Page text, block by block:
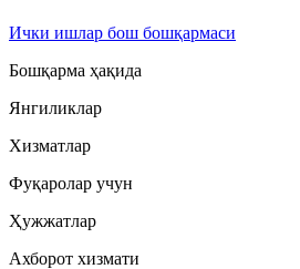
Ички ишлар бош бошқармаси
Бошқарма ҳақида
Янгиликлар
Хизматлар
Фуқаролар учун
Ҳужжатлар
Ахборот хизмати